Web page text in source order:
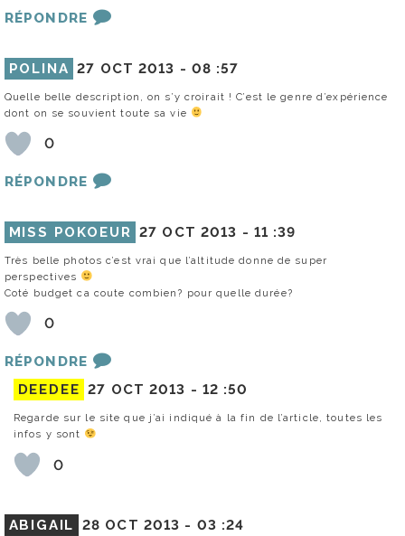
RÉPONDRE
POLINA 27 OCT 2013 - 08 :57
Quelle belle description, on s’y croirait ! C’est le genre d’expérience
dont on se souvient toute sa vie
0
RÉPONDRE
MISS POKOEUR 27 OCT 2013 - 11 :39
Très belle photos c’est vrai que l’altitude donne de super
perspectives
Coté budget ca coute combien? pour quelle durée?
0
RÉPONDRE
DEEDEE 27 OCT 2013 - 12 :50
Regarde sur le site que j’ai indiqué à la fin de l’article, toutes les
infos y sont
0
ABIGAIL 28 OCT 2013 - 03 :24